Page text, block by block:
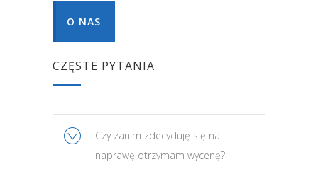
O NAS
CZĘSTE PYTANIA
Czy zanim zdecyduję się na
naprawę otrzymam wycenę?